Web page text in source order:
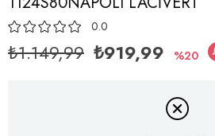
0.0
₺1.149,99 ₺919,99 20